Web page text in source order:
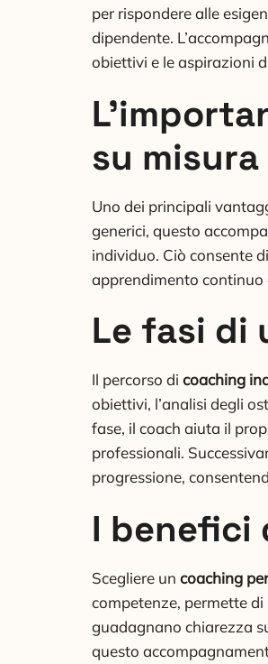
per rispondere alle
dipendente.
obiettivi e le aspirazioni
su misura
Uno dei principali
generici, questo
individuo. Ciò consente
apprendimento continuo
Le fasi di
Il percorso di coaching
obiettivi, l’analisi degli
fase, il coach aiuta il
professionali.
progressione,
I benefici
Scegliere un coaching
competenze, permette
guadagnano chiarezza
questo